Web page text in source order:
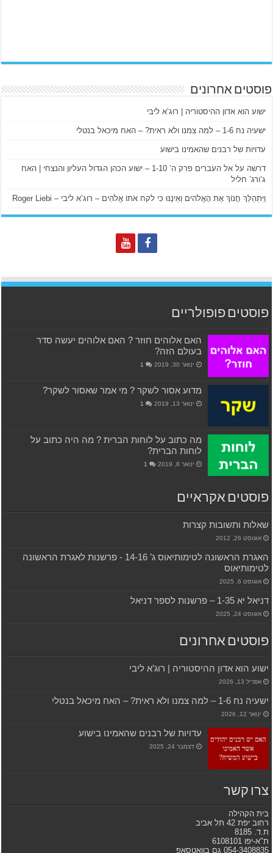
פוסטים אחרונים
ישוע הוא אדון ההיסטוריה | רוג’א ליבי
ישעיה נח 1-6 – למה צמנו ולא ראית? – האח מיכאל בנטלי
עדויות של רבנים שהאמינו בישוע
דרשה על אל העברים פרק ה’ 1-10 – ישוע הכהן הגדול העליון והנצחי | האח
ג’ורג’ חליל
וַיִּתְהַלֵּךְ חֲנוֹךְ אֶת הָאֱלֹהִים וְאֵינֶנּוּ כִּי לקח אֹתוֹ אֱלֹהִים – רוג’א ליבי – Roger Liebi
פוסטים פופולריים
האם אלוהים חוזר ? האם אלוהים יעשה סדר
בעולם הזה?
ינואר 30, 2019 1
מדוע אסור לשקר ? מי אמר שאסור לשקר?
ינואר 13, 2019 1
מה כתוב על לוחות הברית ? מה היה כתוב על
לוחות הברית?
ינואר 8, 2019 1
פוסטים אקראיים
שאלות ותשובות קצרות
אוגוסט 26, 2012
האגרת הראשונה לטימותיאוס ג’ 14-16 ‫- פרשנות לאגרת הראשונה
לטימותיאוס
אוגוסט 6, 2025
דניאל יא 1-35 – פרשנות לספר דניאל
אוגוסט 24, 2025
פוסטים אחרונים
ישוע הוא אדון ההיסטוריה | רוג’א ליבי
אפריל 13, 2026
ישעיה נח 1-6 – למה צמנו ולא ראית? – האח מיכאל בנטלי
ינואר 12, 2026
עדויות של רבנים שהאמינו בישוע
דצמבר 24, 2025
צרו קשר
בית הקהילה
רחוב יפת 42 תל אביב
ת.ד. 8185
ת"א-יפו 6108101
054-3408835 גם בוואטסאפ